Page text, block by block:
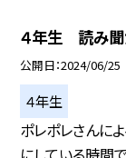
４年生 読み
公開日 2024/06/25
４年生
ポレポレさんに